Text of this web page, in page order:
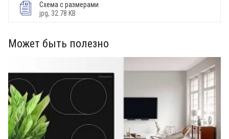
Схема с размерами
jpg, 32.78 KB
Может быть полезно